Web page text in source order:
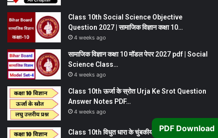
Class 10th Social Science Objective
Question 2027 | सामाजिक विज्ञान कक्षा 10…
4 weeks ago
सामाजिक विज्ञान कक्षा 10 मॉडल पेपर 2027 pdf | Social
Science Class…
4 weeks ago
Class 10th ऊर्जा के स्रोत Urja Ke Srot Question
Answer Notes PDF…
4 weeks ago
Class 10th विधुत धारा के चुंबकीय प्रभाव Vidyut
PDF Download